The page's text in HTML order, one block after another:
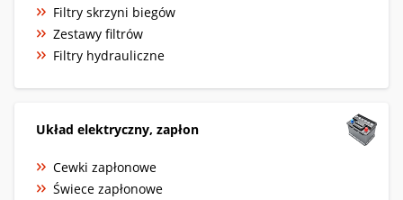
Filtry skrzyni biegów
Zestawy filtrów
Filtry hydrauliczne
Układ elektryczny, zapłon
Cewki zapłonowe
Świece zapłonowe